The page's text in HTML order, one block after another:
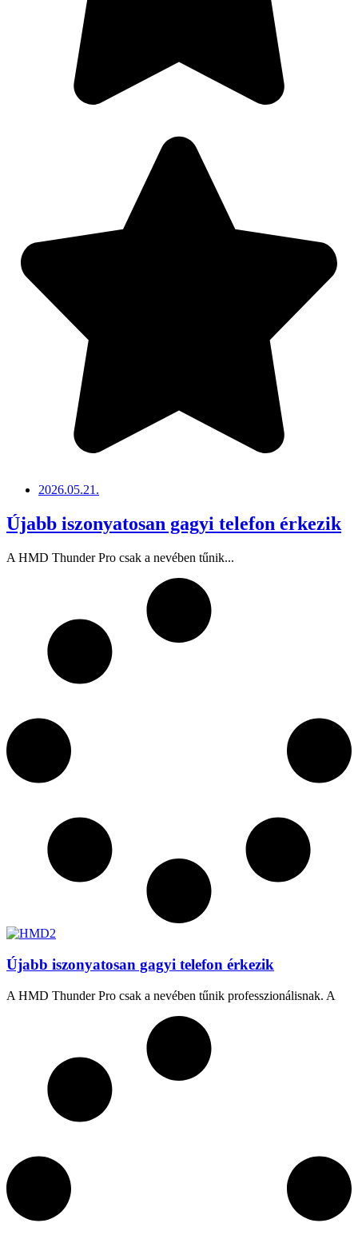
2026.05.21.
Újabb iszonyatosan gagyi telefon érkezik
A HMD Thunder Pro csak a nevében tűnik...
Újabb iszonyatosan gagyi telefon érkezik
A HMD Thunder Pro csak a nevében tűnik professzionálisnak. A